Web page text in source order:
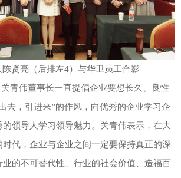
陈贤亮（后排左4）与华卫员工合影
青伟董事长一直提倡企业要想长久、良性
去，引进来”的作风，向优秀的企业学习企
领导人学习领导魅力。关青伟表示，在大
代，企业与企业之间一定要保持真正的深
业的不可替代性、行业的社会价值、造福百